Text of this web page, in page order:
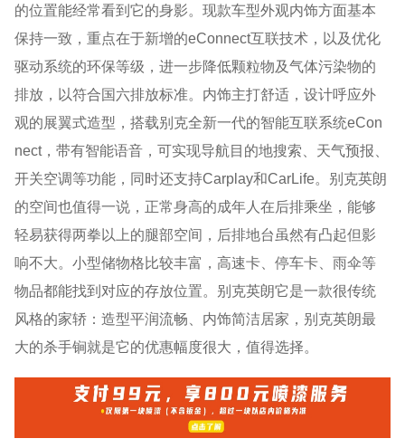
的位置能经常看到它的身影。现款车型外观内饰方面基本
保持一致，重点在于新增的eConnect互联技术，以及优化
驱动系统的环保等级，进一步降低颗粒物及气体污染物的
排放，以符合国六排放标准。内饰主打舒适，设计呼应外
观的展翼式造型，搭载别克全新一代的智能互联系统eCon
nect，带有智能语音，可实现导航目的地搜索、天气预报、
开关空调等功能，同时还支持Carplay和CarLife。别克英朗
的空间也值得一说，正常身高的成年人在后排乘坐，能够
轻易获得两拳以上的腿部空间，后排地台虽然有凸起但影
响不大。小型储物格比较丰富，高速卡、停车卡、雨伞等
物品都能找到对应的存放位置。别克英朗它是一款很传统
风格的家轿：造型平润流畅、内饰简洁居家，别克英朗最
大的杀手锏就是它的优惠幅度很大，值得选择。